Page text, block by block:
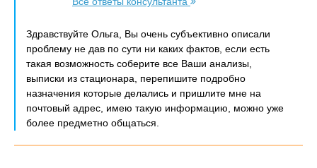
Здравствуйте Ольга, Вы очень субъективно описали
проблему не дав по сути ни каких фактов, если есть
такая возможность соберите все Ваши анализы,
выписки из стационара, перепишите подробно
назначения которые делались и пришлите мне на
почтовый адрес, имею такую информацию, можно уже
более предметно общаться.